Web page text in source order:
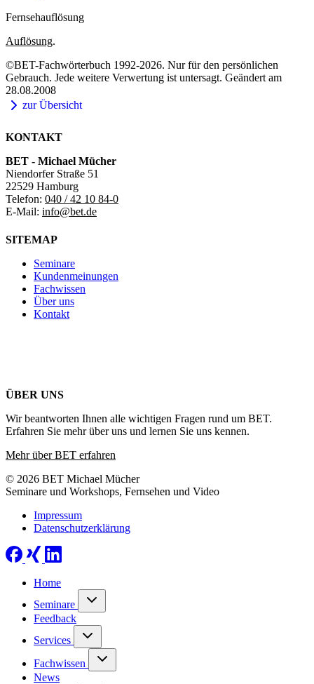
Fernsehauflösung
Auflösung.
©BET-Fachwörterbuch 1992-2026. Nur für den persönlichen
Gebrauch. Jede weitere Verwertung ist untersagt. Geändert am
28.08.2008
zur Übersicht
KONTAKT
BET - Michael Mücher
Niendorfer Straße 51
22529 Hamburg
Telefon: 040 / 42 10 84-0
E-Mail: info@bet.de
SITEMAP
Seminare
Kundenmeinungen
Fachwissen
Über uns
Kontakt
ÜBER UNS
Wir beantworten Ihnen alle wichtigen Fragen rund um BET.
Erfahren Sie mehr über uns und lernen Sie uns kennen.
Mehr über BET erfahren
© 2026 BET Michael Mücher
Seminare und Workshops, Fernsehen und Video
Impressum
Datenschutzerklärung
Home
Seminare
Feedback
Services
Fachwissen
News